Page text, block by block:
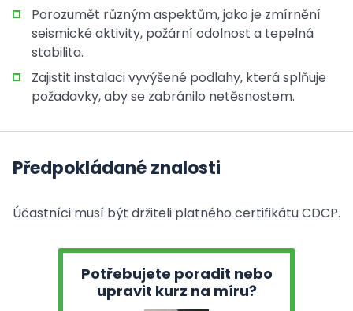
Porozumět různým aspektům, jako je zmírnění
seismické aktivity, požární odolnost a tepelná
stabilita.
Zajistit instalaci vyvýšené podlahy, která splňuje
požadavky, aby se zabránilo netěsnostem.
Předpokládané znalosti
Účastníci musí být držiteli platného certifikátu CDCP.
Potřebujete poradit nebo
upravit kurz na míru?